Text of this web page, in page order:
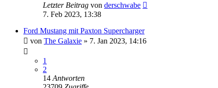
Letzter Beitrag von derschwabe
7. Feb 2023, 13:38
Ford Mustang mit Paxton Supercharger
von The Galaxie » 7. Jan 2023, 14:16
1
2
14 Antworten